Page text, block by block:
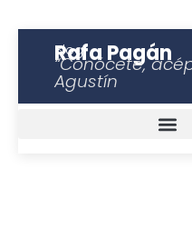
Rafa Pagán
Blog
“Conócete,
Agustín